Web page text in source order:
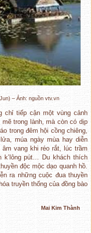
– Ảnh: nguồn vtv.vn
chỉ tiếp cận một vùng cảnh
trong lành, mà còn có dịp
trong đêm hội cồng chiêng,
múa ngày mùa hay diễn
vang khi réo rắt, lúc trầm
k’lông pút… Du khách thích
độc mộc dạo quanh hồ.
ra những cuộc đua thuyền
truyền thống của đồng bào
Mai Kim Thành